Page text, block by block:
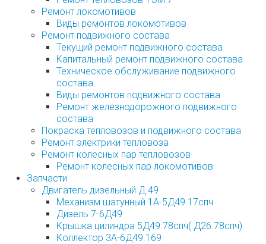
Ремонт локомотивов
Виды ремонтов локомотивов
Ремонт подвижного состава
Текущий ремонт подвижного состава
Капитальный ремонт подвижного состава
Техническое обслуживание подвижного
состава
Виды ремонтов подвижного состава
Ремонт железнодорожного подвижного
состава
Покраска тепловозов и подвижного состава
Ремонт электрики тепловоза
Ремонт колесных пар тепловозов
Ремонт колесных пар локомотивов
Запчасти
Двигатель дизельный Д 49
Механизм шатунный 1А-5Д49.17спч
Дизель 7-6Д49
Крышка цилиндра 5Д49.78спч( Д26.78спч)
Коллектор 3А-6Д49.169